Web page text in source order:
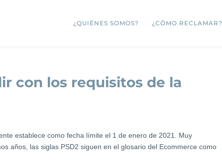
¿QUIÉNES SOMOS? ¿CÓMO RECLAMAR?
con los requisitos de la
establece como fecha límite el 1 de enero de 2021. Muy
años, las siglas PSD2 siguen en el glosario del Ecommerce como